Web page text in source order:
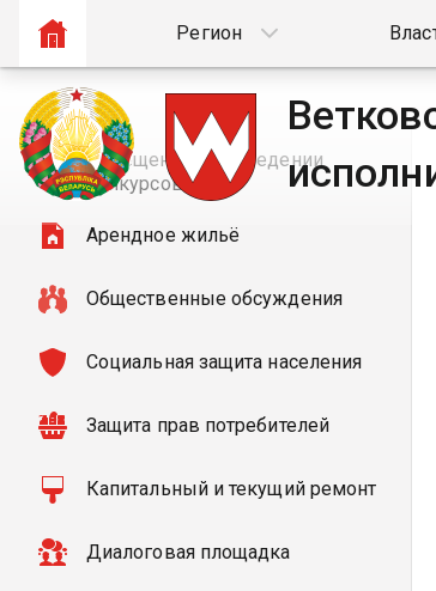
Регион
Извещения о проведении
конкурсов
Арендное жильё
Общественные обсуждения
Социальная защита населения
Защита прав потребителей
Капитальный и текущий ремонт
Диалоговая площадка